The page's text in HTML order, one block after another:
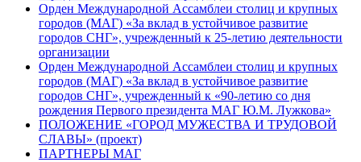
Орден Международной Ассамблеи столиц и крупных
городов (МАГ) «За вклад в устойчивое развитие
городов СНГ», учрежденный к 25-летию деятельности
организации
Орден Международной Ассамблеи столиц и крупных
городов (МАГ) «За вклад в устойчивое развитие
городов СНГ», учрежденный к «90-летию со дня
рождения Первого президента МАГ Ю.М. Лужкова»
ПОЛОЖЕНИЕ «ГОРОД МУЖЕСТВА И ТРУДОВОЙ
СЛАВЫ» (проект)
ПАРТНЕРЫ МАГ